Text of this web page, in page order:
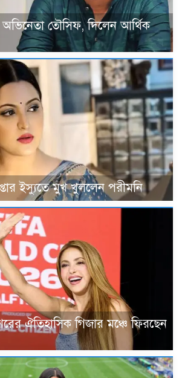
অভিনেতা তৌসিফ, দিলেন আর্থিক
ইস্যুতে মুখ খুললেন পরীমনি
ঐতিহাসিক গিজার মঞ্চে ফিরছেন